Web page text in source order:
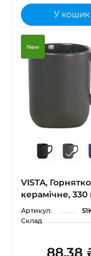
У кошик
VISTA, Горнятко
керамічне, 330
Артикул:
Склад